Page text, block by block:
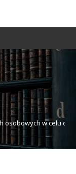
osobowych w celu